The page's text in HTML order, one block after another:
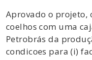
Aprovado o projeto,
coelhos com uma
Petrobrás da
condicoes para (i)